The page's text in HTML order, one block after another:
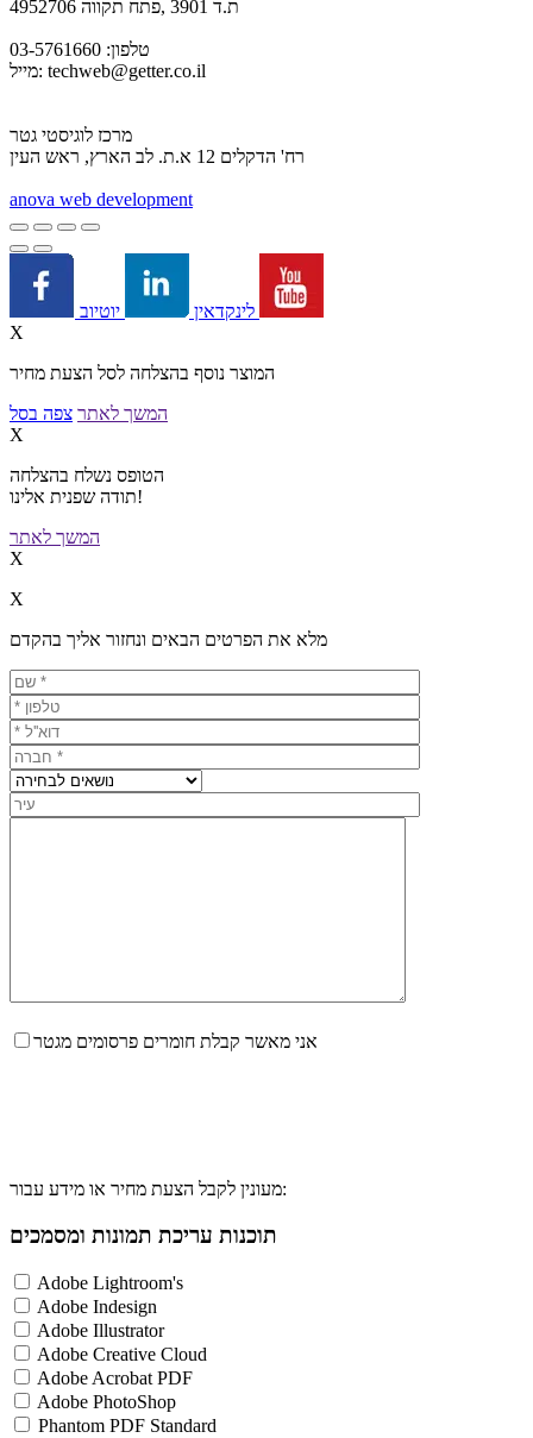
ת.ד 3901 ,פתח תקווה 4952706
טלפון: 03-5761660
מייל: techweb@getter.co.il
מרכז לוגיסטי גטר
רח' הדקלים 12 א.ת. לב הארץ, ראש העין
anova web development
לינקדאין
X
המוצר נוסף בהצלחה לסל הצעת מחיר
המשך לאתר צפה בסל
X
הטופס נשלח בהצלחה
תודה שפנית אלינו!
המשך לאתר
X
X
מלא את הפרטים הבאים ונחזור אליך בהקדם
אני מאשר קבלת חומרים פרסומים מגטר
מעונין לקבל הצעת מחיר או מידע עבור:
תוכנות עריכת תמונות ומסמכים
Adobe Lightroom's
Adobe Indesign
Adobe Illustrator
Adobe Creative Cloud
Adobe Acrobat PDF
Adobe PhotoShop
Phantom PDF Standard